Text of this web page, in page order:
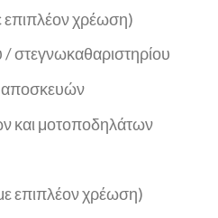
επιπλέον χρέωση)
στεγνωκαθαριστηρίου
αποσκευών
και μοτοποδηλάτων
επιπλέον χρέωση)